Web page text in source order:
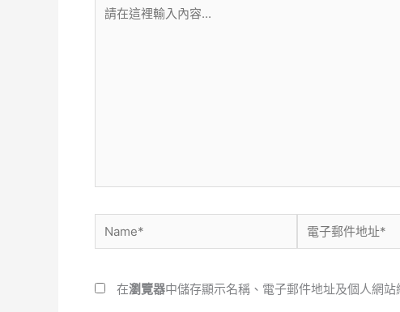
在
Name*
子
件
在瀏覽器中儲存顯示名稱、電子郵件地址及個人網